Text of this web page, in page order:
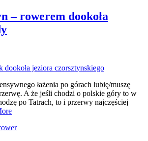
– rowerem dookoła
łażenia po górach lubię/muszę
A że jeśli chodzi o polskie góry to w
po Tatrach, to i przerwy najczęściej